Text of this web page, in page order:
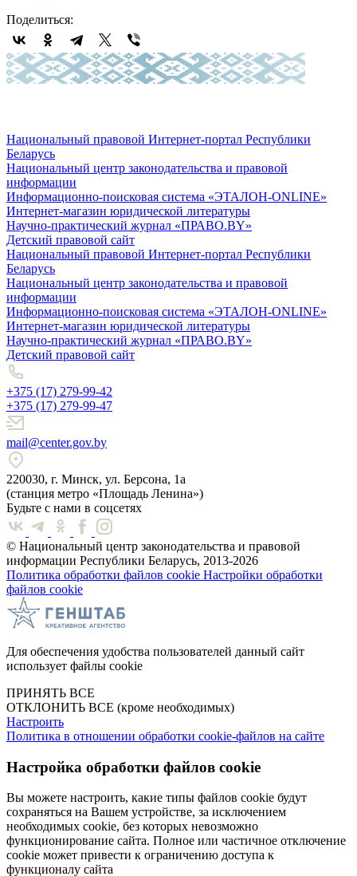
Поделиться:
Национальный правовой Интернет-портал Республики
Беларусь
Национальный центр законодательства и правовой
информации
Информационно-поисковая система «ЭТАЛОН-ONLINE»
Интернет-магазин юридической литературы
Научно-практический журнал «ПРАВО.BY»
Детский правовой сайт
Национальный правовой Интернет-портал Республики
Беларусь
Национальный центр законодательства и правовой
информации
Информационно-поисковая система «ЭТАЛОН-ONLINE»
Интернет-магазин юридической литературы
Научно-практический журнал «ПРАВО.BY»
Детский правовой сайт
+375 (17) 279-99-42
+375 (17) 279-99-47
mail@center.gov.by
220030, г. Минск, ул. Берсона, 1а
(станция метро «Площадь Ленина»)
Будьте с нами в соцсетях
© Национальный центр законодательства и правовой
информации Республики Беларусь, 2013-2026
Политика обработки файлов cookie Настройки обработки
файлов cookie
Для обеспечения удобства пользователей данный сайт
использует файлы cookie
ПРИНЯТЬ ВСЕ
ОТКЛОНИТЬ ВСЕ (кроме необходимых)
Настроить
Политика в отношении обработки cookie-файлов на сайте
Настройка обработки файлов cookie
Вы можете настроить, какие типы файлов cookie будут
сохраняться на Вашем устройстве, за исключением
необходимых cookie, без которых невозможно
функционирование сайта. Полное или частичное отключение
cookie может привести к ограничению доступа к
функционалу сайта